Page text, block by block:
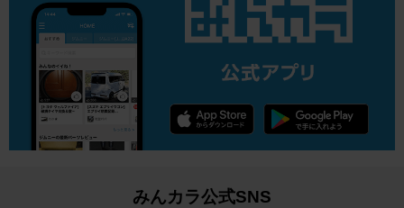
みんカラ公式SNS